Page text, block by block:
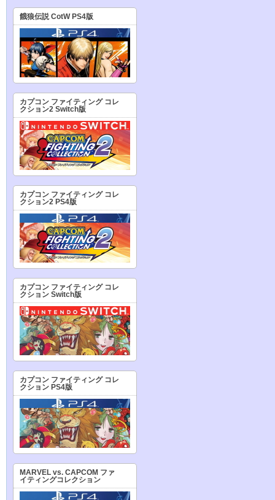
餓狼伝説 CotW PS4版
カプコン ファイティング コレ
クション2 Switch版
カプコン ファイティング コレ
クション2 PS4版
カプコン ファイティング コレ
クション Switch版
カプコン ファイティング コレ
クション PS4版
MARVEL vs. CAPCOM ファ
イティングコレクション